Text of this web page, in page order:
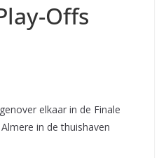
Offs
elkaar in de Finale
in de thuishaven